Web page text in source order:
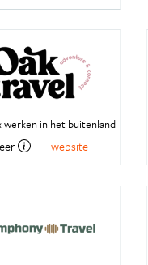
werken in het buitenland
website